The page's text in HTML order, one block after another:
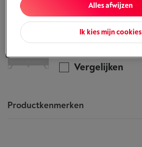
Alle informatie betreffende de
ERARD NAGA 1600 NORDIC QI
Vergelijken
Productkenmerken
Ik kies mijn cookies
Alles afwijzen